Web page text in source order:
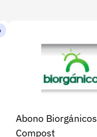
Abono Biorgánicos
Compost